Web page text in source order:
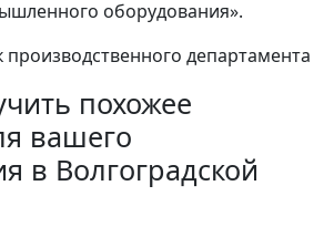
оборудования».
департамента
похожее
вашего
в Волгоградской